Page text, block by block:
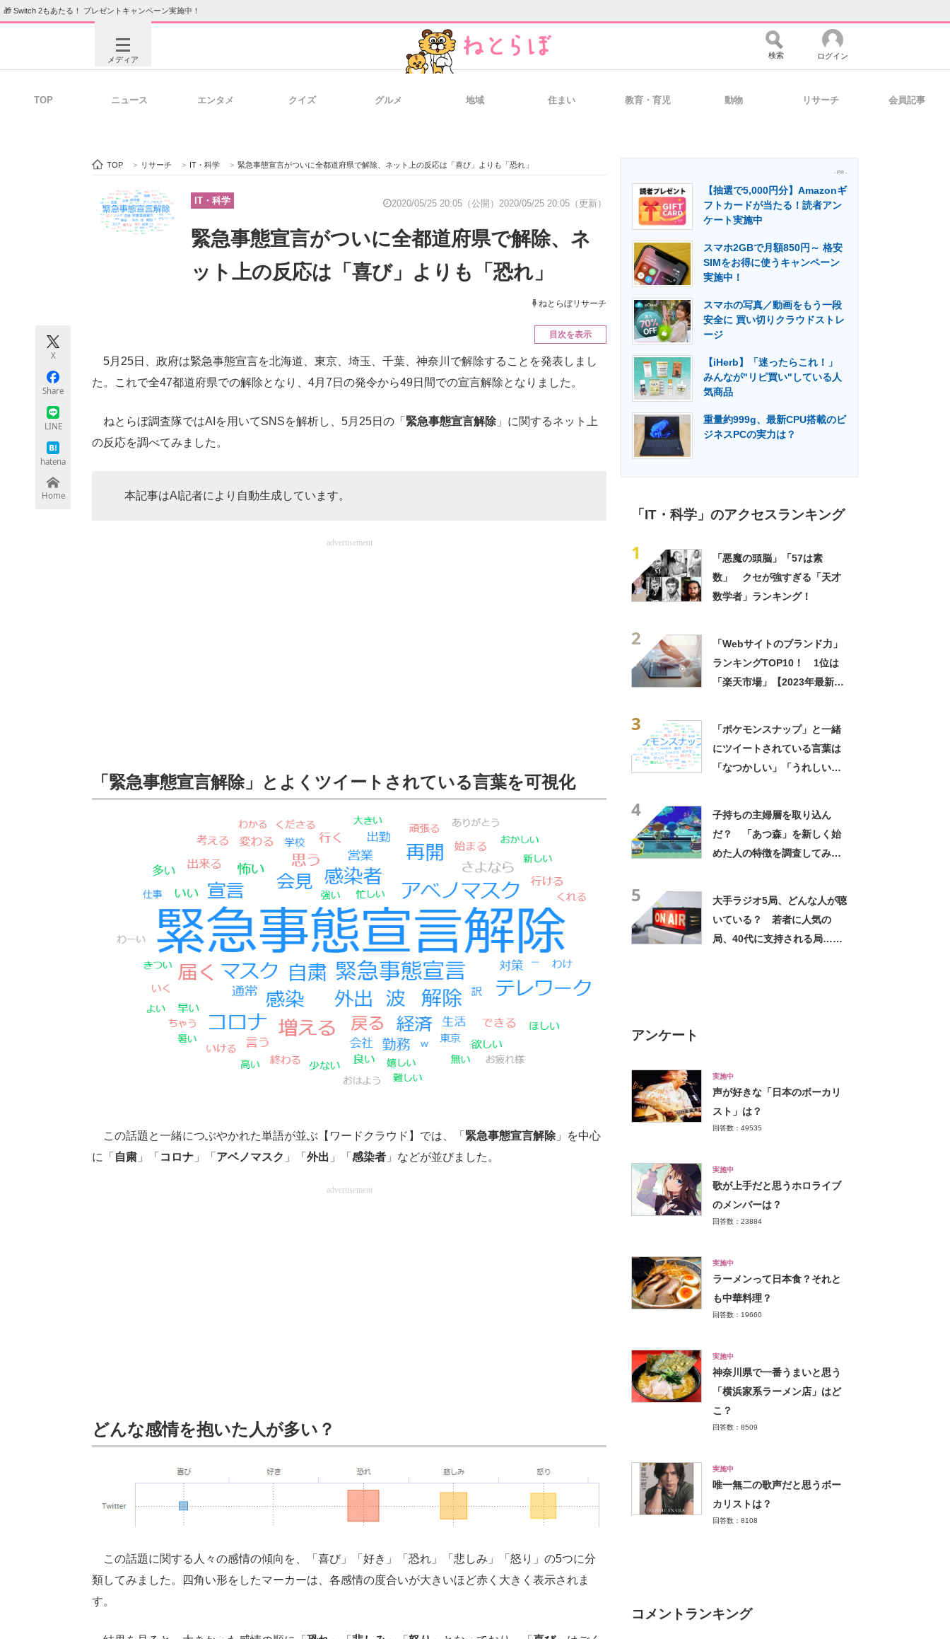
🎁 Switch 2もあたる！ プレゼントキャンペーン実施中！
メディア
ビジネスと働き方のヒント 経営リーダーのコミュニティ マーケ×ITの今がよく分かる
企業向けIT製品の総合サイト 製造業のIT導入・活用を支援
エネルギーの専門メディア 建設×テクノロジーの最前線
検索 ログイン
TOP ニュース エンタメ クイズ グルメ 地域 住まい 教育・育児 動物 リサーチ 会員記事
TOP > リサーチ > IT・科学 > 緊急事態宣言がついに全都道府県で解除、ネット上の反応は「喜び」よりも「恐れ」
IT・科学 2020/05/25 20:05（公開） 2020/05/25 20:05（更新）
緊急事態宣言がついに全都道府県で解除、ネ
ット上の反応は「喜び」よりも「恐れ」
ねとらぼリサーチ
X
Share
LINE
hatena
Home
目次を表示
5月25日、政府は緊急事態宣言を北海道、東京、埼玉、千葉、神奈川で解除することを発表しまし
た。これで全47都道府県での解除となり、4月7日の発令から49日間での宣言解除となりました。
ねとらぼ調査隊ではAIを用いてSNSを解析し、5月25日の「 緊急事態宣言解除」に関するネット上
の反応を調べてみました。
本記事はAI記者により自動生成しています。
advertisement
「緊急事態宣言解除」とよくツイートされている言葉を可視化
この話題と一緒につぶやかれた単語が並ぶ【ワードクラウド】では、「 緊急事態宣言解除」を中心
に「 自粛 」「 コロナ 」「 アベノマスク 」「 外出 」「 感染者 」などが並びました。
advertisement
どんな感情を抱いた人が多い？
この話題に関する人々の感情の傾向を、「喜び」「好き」「恐れ」「悲しみ」「怒り」の5つに分
類してみました。四角い形をしたマーカーは、各感情の度合いが大きいほど赤く大きく表示されま
す。
- PR -
【抽選で5,000円分】Amazonギ
フトカードが当たる！読者アン
ケート実施中
スマホ2GBで月額850円～ 格安
SIMをお得に使うキャンペーン
実施中！
スマホの写真／動画をもう一段
安全に 買い切りクラウドストレ
ージ
【iHerb】「迷ったらこれ！」
みんなが"リピ買い"している人
気商品
重量約999g、最新CPU搭載のビ
ジネスPCの実力は？
「IT・科学」のアクセスランキング
1
「悪魔の頭脳」「57は素
数」 クセが強すぎる「天才
数学者」ランキング！
2
「Webサイトのブランド力」
ランキングTOP10！ 1位は
「楽天市場」【2023年最新調
3
「ポケモンスナップ」と一緒
にツイートされている言葉は
「なつかしい」「うれしい」
4
子持ちの主婦層を取り込ん
だ？ 「あつ森」を新しく始
めた人の特徴を調査してみ
5
大手ラジオ5局、どんな人が聴
いている？ 若者に人気の
局、40代に支持される局……
アンケート
実施中
声が好きな「日本のボーカリ
スト」は？
回答数：49535
実施中
歌が上手だと思うホロライブ
のメンバーは？
回答数：23884
実施中
ラーメンって日本食？それと
も中華料理？
回答数：19660
実施中
神奈川県で一番うまいと思う
「横浜家系ラーメン店」はど
こ？
回答数：8509
実施中
唯一無二の歌声だと思うボー
カリストは？
回答数：8108
コメントランキング